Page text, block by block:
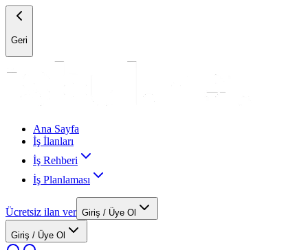
Geri
Ana Sayfa
İş İlanları
İş Rehberi
İş Planlaması
Ücretsiz ilan ver Giriş / Üye Ol
Giriş / Üye Ol